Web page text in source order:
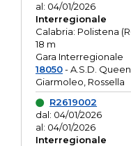
al: 04/01/2026
Interregionale
Calabria: Polistena
18 m
Gara Interregionale
18050- A.S.D.
Giarmoleo, Rossella
R2619002
dal: 04/01/2026
al: 04/01/2026
Interregionale